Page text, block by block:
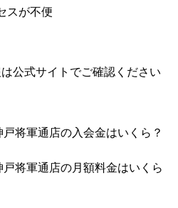
スが不便
公式サイトでご確認ください
将軍通店の入会金はいくら？
将軍通店の月額料金はいくら